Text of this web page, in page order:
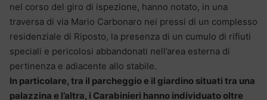
nel corso del giro di ispezione, hanno notato, in una
traversa di via Mario Carbonaro nei pressi di un complesso
residenziale di Riposto, la presenza di un cumulo di rifiuti
speciali e pericolosi abbandonati nell’area esterna di
pertinenza e adiacente allo stabile.
In particolare, tra il parcheggio e il giardino situati tra una
palazzina e l’altra, i Carabinieri hanno individuato oltre